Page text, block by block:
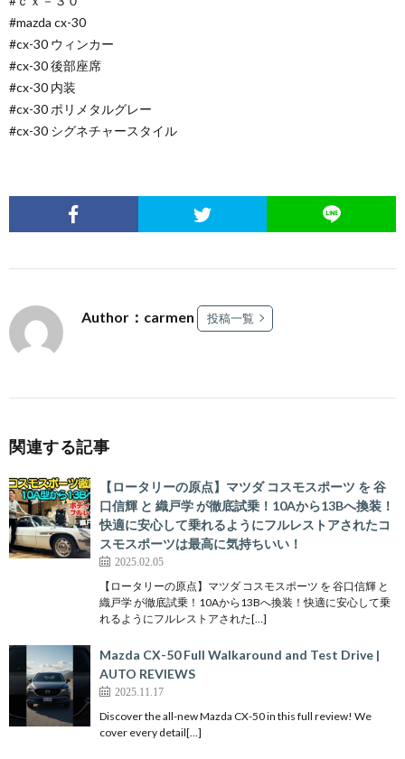
#mazda cx-30
#cx-30 ウィンカー
#cx-30 後部座席
#cx-30 内装
#cx-30 ポリメタルグレー
#cx-30 シグネチャースタイル
Author：carmen 投稿一覧
関連する記事
【ロータリーの原点】マツダ コスモスポーツ を 谷
口信輝 と 織戸学 が徹底試乗！10Aから13Bへ換装！
快適に安心して乗れるようにフルレストアされたコ
スモスポーツは最高に気持ちいい！
2025.02.05
【ロータリーの原点】マツダ コスモスポーツ を 谷口信輝 と
織戸学 が徹底試乗！10Aから13Bへ換装！快適に安心して乗
れるようにフルレストアされた[…]
Mazda CX-50 Full Walkaround and Test Drive |
AUTO REVIEWS
2025.11.17
Discover the all-new Mazda CX-50 in this full review! We
cover every detail[…]